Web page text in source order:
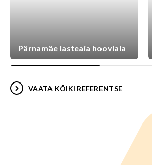
Pärnamäe lasteaia hooviala
VAATA KÕIKI REFERENTSE